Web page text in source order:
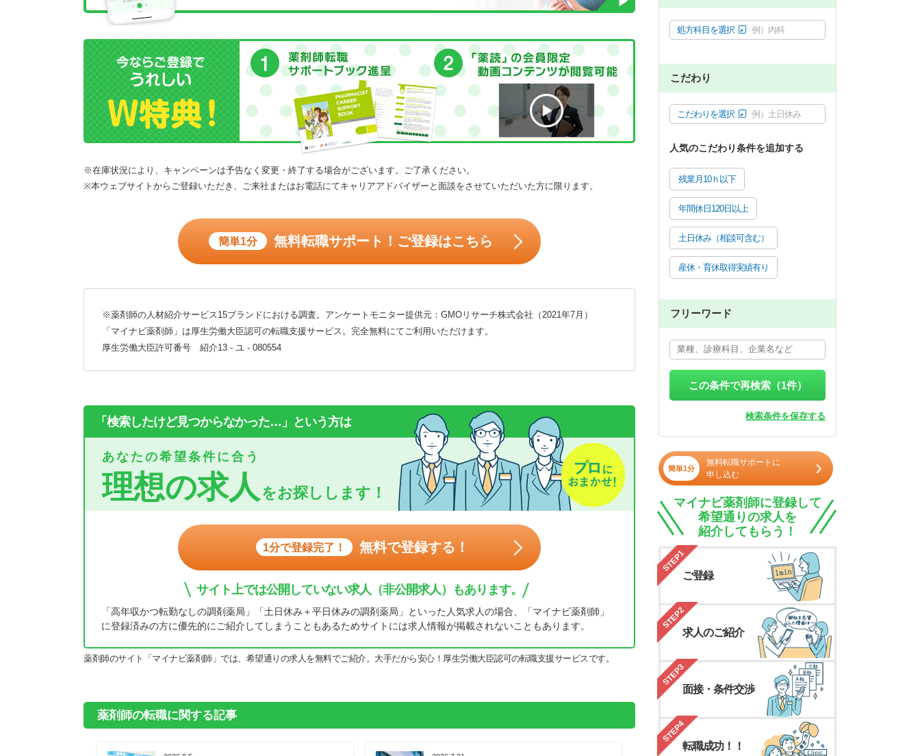
※在庫状況により、キャンペーンは予告なく変更・終了する場合がございます。ご了承ください。
※本ウェブサイトからご登録いただき、ご来社またはお電話にてキャリアアドバイザーと面談をさせていただいた方に限ります。
簡単1分 無料転職サポート！ご登録はこちら
※薬剤師の人材紹介サービス15ブランドにおける調査。アンケートモニター提供元：GMOリサーチ株式会社（2021年7月）
「マイナビ薬剤師」は厚生労働大臣認可の転職支援サービス。完全無料にてご利用いただけます。
厚生労働大臣許可番号 紹介13 - ユ - 080554
「検索したけど見つからなかった…」という方は
あなたの希望条件に合う
理想の求人をお探しします！
1分で登録完了！ 無料で登録する！
サイト上では公開していない求人（非公開求人）もあります。
「高年収かつ転勤なしの調剤薬局」「土日休み＋平日休みの調剤薬局」といった人気求人の場合、「マイナビ薬剤師」
に登録済みの方に優先的にご紹介してしまうこともあるためサイトには求人情報が掲載されないこともあります。
薬剤師のサイト「マイナビ薬剤師」では、希望通りの求人を無料でご紹介。大手だから安心！厚生労働大臣認可の転職支援サービスです。
薬剤師の転職に関する記事
処方科目を選択 例）内科
こだわり
こだわりを選択 例）土日休み
人気のこだわり条件を追加する
残業月10ｈ以下
年間休日120日以上
土日休み（相談可含む）
産休・育休取得実績有り
フリーワード
この条件で再検索（1件）
検索条件を保存する
簡単1分
無料転職サポートに
申し込む
マイナビ薬剤師に登録して
希望通りの求人を
紹介してもらう！
STEP1
ご登録
STEP2
求人のご紹介
STEP3
面接・条件交渉
STEP4
転職成功！！